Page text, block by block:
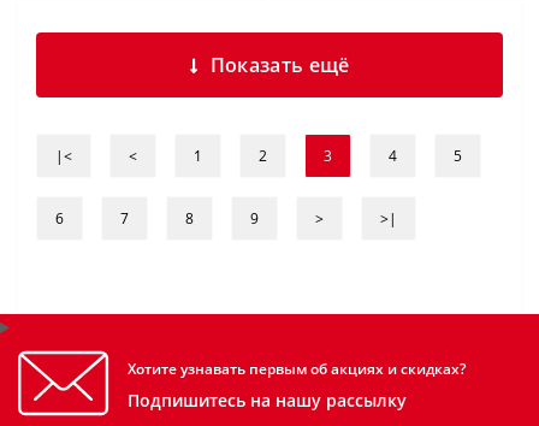
Показать ещё
|< < 1 2 3 4 5
6 7 8 9 > >|
Хотите узнавать первым об акциях и скидках?
Подпишитесь на нашу рассылку